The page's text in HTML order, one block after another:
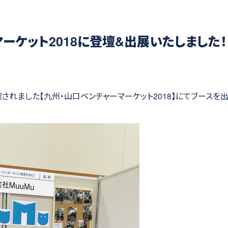
ケット2018に登壇&出展いたしました！
ました【九州・山口ベンチャーマーケット2018】にてブースを